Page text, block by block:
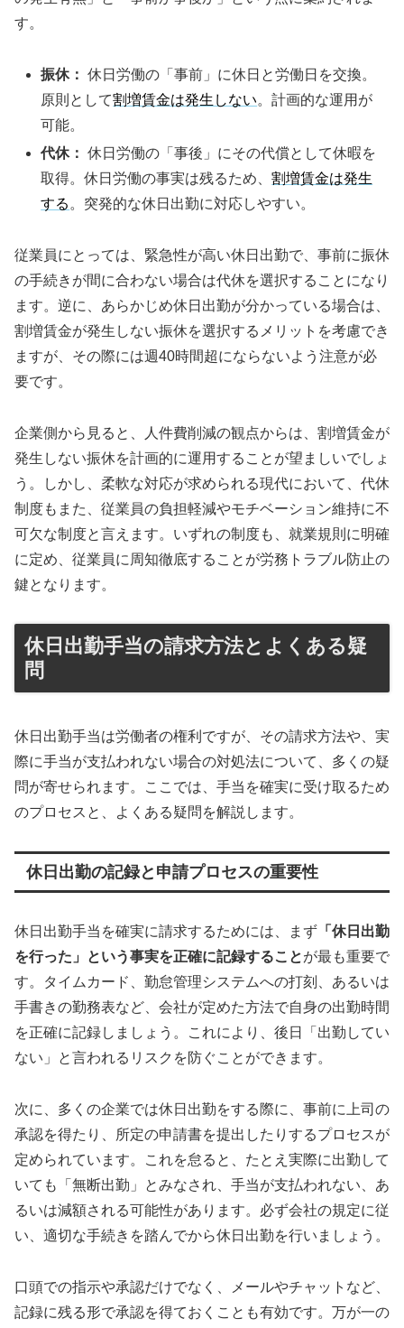
す。
振休： 休日労働の「事前」に休日と労働日を交換。
原則として割増賃金は発生しない。計画的な運用が
可能。
代休： 休日労働の「事後」にその代償として休暇を
取得。休日労働の事実は残るため、割増賃金は発生
する。突発的な休日出勤に対応しやすい。
従業員にとっては、緊急性が高い休日出勤で、事前に振休
の手続きが間に合わない場合は代休を選択することになり
ます。逆に、あらかじめ休日出勤が分かっている場合は、
割増賃金が発生しない振休を選択するメリットを考慮でき
ますが、その際には週40時間超にならないよう注意が必
要です。
企業側から見ると、人件費削減の観点からは、割増賃金が
発生しない振休を計画的に運用することが望ましいでしょ
う。しかし、柔軟な対応が求められる現代において、代休
制度もまた、従業員の負担軽減やモチベーション維持に不
可欠な制度と言えます。いずれの制度も、就業規則に明確
に定め、従業員に周知徹底することが労務トラブル防止の
鍵となります。
休日出勤手当の請求方法とよくある疑
問
休日出勤手当は労働者の権利ですが、その請求方法や、実
際に手当が支払われない場合の対処法について、多くの疑
問が寄せられます。ここでは、手当を確実に受け取るため
のプロセスと、よくある疑問を解説します。
休日出勤の記録と申請プロセスの重要性
休日出勤手当を確実に請求するためには、まず 「休日出勤
を行った」という事実を正確に記録することが最も重要で
す。タイムカード、勤怠管理システムへの打刻、あるいは
手書きの勤務表など、会社が定めた方法で自身の出勤時間
を正確に記録しましょう。これにより、後日「出勤してい
ない」と言われるリスクを防ぐことができます。
次に、多くの企業では休日出勤をする際に、事前に上司の
承認を得たり、所定の申請書を提出したりするプロセスが
定められています。これを怠ると、たとえ実際に出勤して
いても「無断出勤」とみなされ、手当が支払われない、あ
るいは減額される可能性があります。必ず会社の規定に従
い、適切な手続きを踏んでから休日出勤を行いましょう。
口頭での指示や承認だけでなく、メールやチャットなど、
記録に残る形で承認を得ておくことも有効です。万が一の